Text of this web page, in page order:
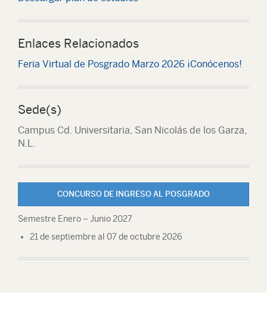
Enlaces Relacionados
Feria Virtual de Posgrado Marzo 2026 ¡Conócenos!
Sede(s)
Campus Cd. Universitaria, San Nicolás de los Garza,
N.L.
CONCURSO DE INGRESO AL POSGRADO
Semestre Enero – Junio 2027
21 de septiembre al 07 de octubre 2026